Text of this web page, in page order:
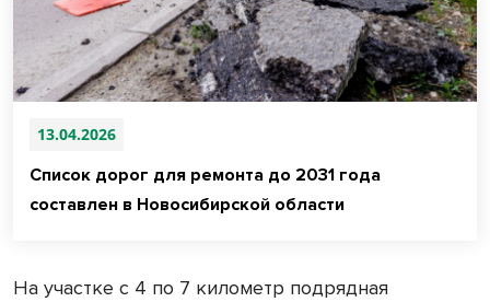
13.04.2026
Список дорог для ремонта до 2031 года
составлен в Новосибирской области
На участке с 4 по 7 километр подрядная